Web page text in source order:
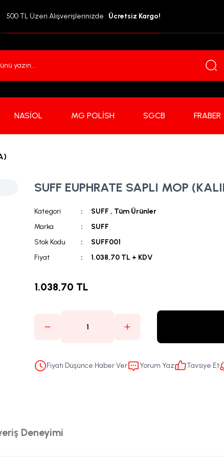
500 TL Üzeri Alışverişlerinizde Ücretsiz Kargo!
NASİOL MG POLİSH SGCB FRABER
SUFF EUPHRATE SAPLI MOP
Kategori SUFF , Tüm Ürünler
Marka
SUFF
Stok Kodu
SUFF001
Fiyat
1.038,70 TL + KDV
1.038,70 TL
Fiyatı Düşünce Haber Ver Yorum Yaz Tavsiye Et
Deneyimi